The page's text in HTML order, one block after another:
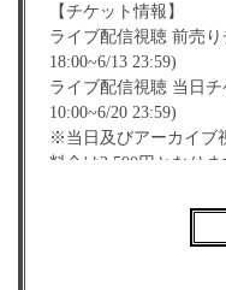
【チケット情報】
ライブ配信視聴 前
18:00~6/13 23:59)
ライブ配信視聴 当
10:00~6/20 23:59)
※当日及びアーカイブ
料金は2,500円となりま